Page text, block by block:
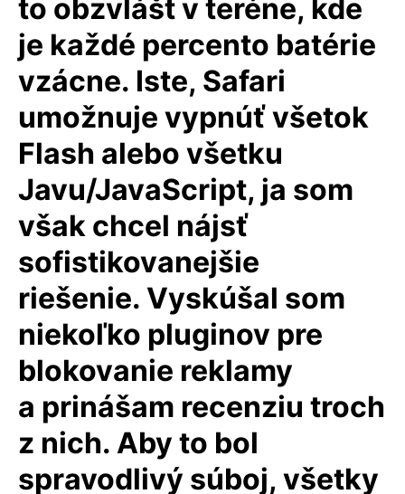
to obzvlášt v teréne, kde
je každé percento batérie
vzácne. Iste, Safari
umožnuje vypnúť všetok
Flash alebo všetku
Javu/JavaScript, ja som
však chcel nájsť
sofistikovanejšie
riešenie. Vyskúšal som
niekoľko pluginov pre
blokovanie reklamy
a prinášam recenziu troch
z nich. Aby to bol
spravodlivý súboj, všetky